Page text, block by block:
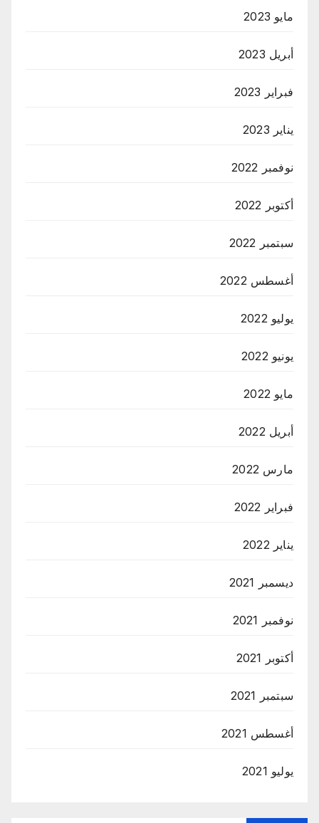
مايو 2023
أبريل 2023
فبراير 2023
يناير 2023
نوفمبر 2022
أكتوبر 2022
سبتمبر 2022
أغسطس 2022
يوليو 2022
يونيو 2022
مايو 2022
أبريل 2022
مارس 2022
فبراير 2022
يناير 2022
ديسمبر 2021
نوفمبر 2021
أكتوبر 2021
سبتمبر 2021
أغسطس 2021
يوليو 2021